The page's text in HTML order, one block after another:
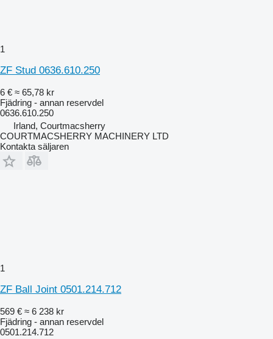
1
ZF Stud 0636.610.250
6 € ≈ 65,78 kr
Fjädring - annan reservdel
0636.610.250
Irland, Courtmacsherry
COURTMACSHERRY MACHINERY LTD
Kontakta säljaren
1
ZF Ball Joint 0501.214.712
569 € ≈ 6 238 kr
Fjädring - annan reservdel
0501.214.712